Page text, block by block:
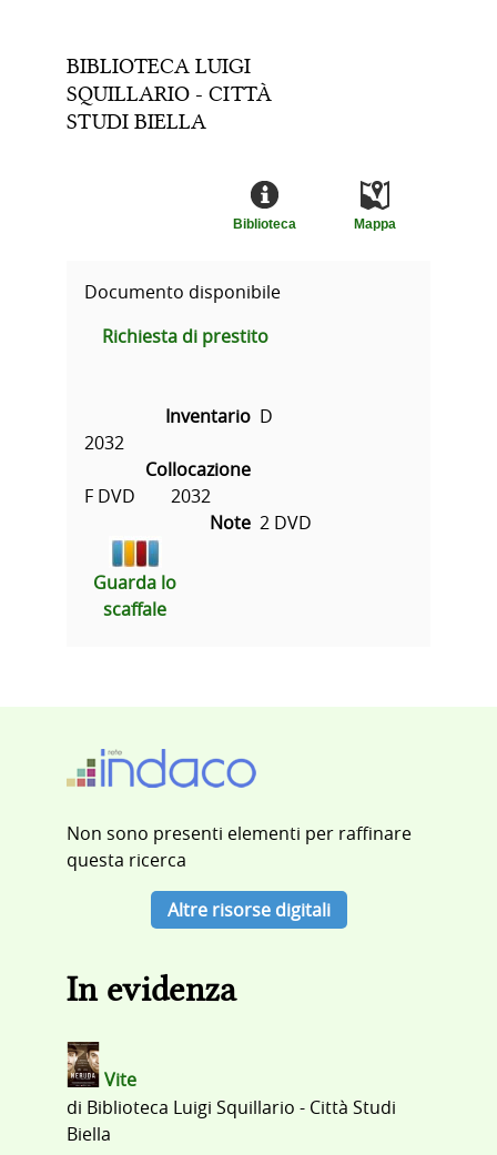
BIBLIOTECA LUIGI
SQUILLARIO - CITTÀ
STUDI BIELLA
Mappa
Biblioteca
Documento disponibile
Richiesta di prestito
Inventario D
2032
Collocazione
F DVD        2032
Note 2 DVD
Guarda lo
scaffale
Non sono presenti elementi per raffinare
questa ricerca
Altre risorse digitali
In evidenza
Vite
di Biblioteca Luigi Squillario - Città Studi
Biella